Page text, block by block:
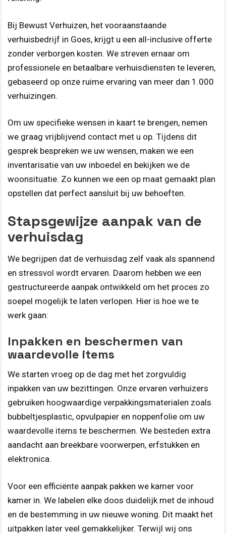
Bij Bewust Verhuizen, het vooraanstaande
verhuisbedrijf in Goes, krijgt u een all-inclusive offerte
zonder verborgen kosten. We streven ernaar om
professionele en betaalbare verhuisdiensten te leveren,
gebaseerd op onze ruime ervaring van meer dan 1.000
verhuizingen.
Om uw specifieke wensen in kaart te brengen, nemen
we graag vrijblijvend contact met u op. Tijdens dit
gesprek bespreken we uw wensen, maken we een
inventarisatie van uw inboedel en bekijken we de
woonsituatie. Zo kunnen we een op maat gemaakt plan
opstellen dat perfect aansluit bij uw behoeften.
Stapsgewijze aanpak van de
verhuisdag
We begrijpen dat de verhuisdag zelf vaak als spannend
en stressvol wordt ervaren. Daarom hebben we een
gestructureerde aanpak ontwikkeld om het proces zo
soepel mogelijk te laten verlopen. Hier is hoe we te
werk gaan:
Inpakken en beschermen van
waardevolle items
We starten vroeg op de dag met het zorgvuldig
inpakken van uw bezittingen. Onze ervaren verhuizers
gebruiken hoogwaardige verpakkingsmaterialen zoals
bubbeltjesplastic, opvulpapier en noppenfolie om uw
waardevolle items te beschermen. We besteden extra
aandacht aan breekbare voorwerpen, erfstukken en
elektronica.
Voor een efficiënte aanpak pakken we kamer voor
kamer in. We labelen elke doos duidelijk met de inhoud
en de bestemming in uw nieuwe woning. Dit maakt het
uitpakken later veel gemakkelijker. Terwijl wij ons